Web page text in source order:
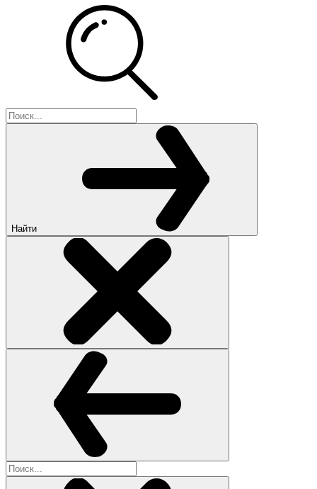
Найти